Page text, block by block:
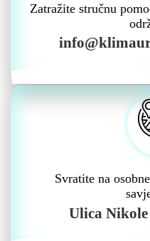
Zatražite stručnu
Svratite na
Ulica Nikole